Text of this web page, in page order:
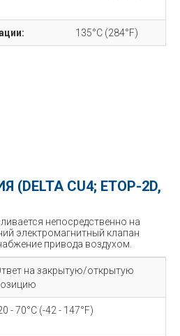
135°C (284°F)
CU4; ETOP-2D,
непосредственно на
электромагнитный клапан
привода воздухом.
на закрытую/открытую
- 70°C (-42 - 147°F)